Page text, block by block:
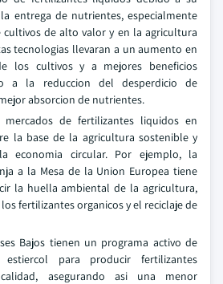
entrega de nutrientes, especialmente
de alto valor y en la agricultura
tecnologias llevaran a un aumento en
los cultivos y a mejores beneficios
a la reduccion del desperdicio de
absorcion de nutrientes.
de fertilizantes liquidos en
la base de la agricultura sostenible y
economia circular. Por ejemplo, la
a la Mesa de la Union Europea tiene
la huella ambiental de la agricultura,
fertilizantes organicos y el reciclaje de
Bajos tienen un programa activo de
estiercol para producir fertilizantes
asegurando asi una menor